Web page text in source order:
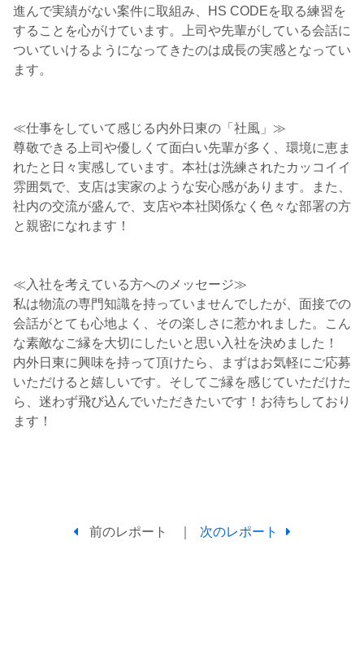
進んで実績がない案件に取組み、HS CODEを取る練習を
することを心がけています。上司や先輩がしている会話に
ついていけるようになってきたのは成長の実感となってい
ます。
≪仕事をしていて感じる内外日東の「社風」≫
尊敬できる上司や優しくて面白い先輩が多く、環境に恵ま
れたと日々実感しています。本社は洗練されたカッコイイ
雰囲気で、支店は実家のような安心感があります。また、
社内の交流が盛んで、支店や本社関係なく色々な部署の方
と親密になれます！
≪入社を考えている方へのメッセージ≫
私は物流の専門知識を持っていませんでしたが、面接での
会話がとても心地よく、その楽しさに惹かれました。こん
な素敵なご縁を大切にしたいと思い入社を決めました！
内外日東に興味を持って頂けたら、まずはお気軽にご応募
いただけると嬉しいです。そしてご縁を感じていただけた
ら、迷わず飛び込んでいただきたいです！お待ちしており
ます！
前のレポート 次のレポート